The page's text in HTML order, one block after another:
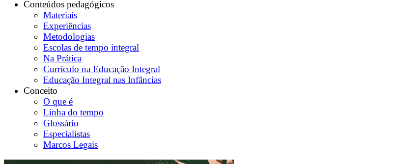
Conteúdos pedagógicos
Materiais
Experiências
Metodologias
Escolas de tempo integral
Na Prática
Currículo na Educação Integral
Educação Integral nas Infâncias
Conceito
O que é
Linha do tempo
Glossário
Especialistas
Marcos Legais